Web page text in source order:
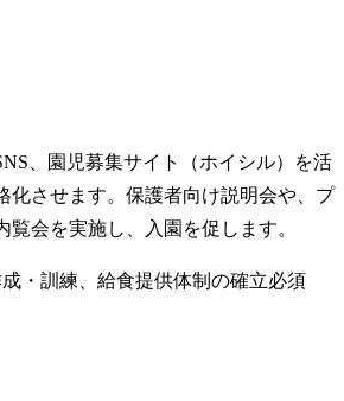
、園児募集サイト（ホイシル）を活
化させます。保護者向け説明会や、プ
覧会を実施し、入園を促します。
・訓練、給食提供体制の確立必須